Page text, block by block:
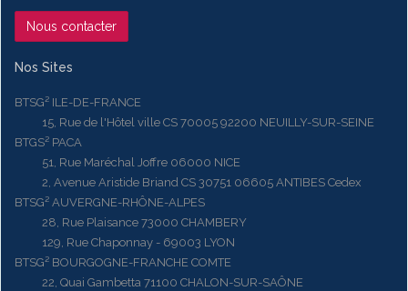
Nous contacter
Nos Sites
BTSG² ILE-DE-FRANCE
15, Rue de l'Hôtel ville CS 70005 92200 NEUILLY-SUR-SEINE
BTGS² PACA
51, Rue Maréchal Joffre 06000 NICE
2, Avenue Aristide Briand CS 30751 06605 ANTIBES Cedex
BTSG² AUVERGNE-RHÔNE-ALPES
28, Rue Plaisance 73000 CHAMBERY
129, Rue Chaponnay - 69003 LYON
BTSG² BOURGOGNE-FRANCHE COMTE
22, Quai Gambetta 71100 CHALON-SUR-SAÔNE